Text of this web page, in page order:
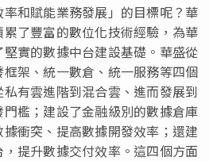
和賦能業務發展」的目標呢？華
了豐富的數位化技術經驗，為華
實的數據中台建設基礎。華盛從
架、統一數倉、統一服務等四個
有雲進階到混合雲、進而發展到
檻；建設了金融級別的數據倉庫
衝突、提高數據開發效率；還建
提升數據交付效率。這四個方面